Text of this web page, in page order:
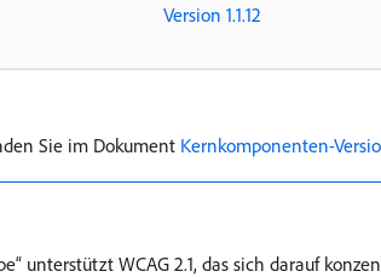
Version 1.1.12
Sie im Dokument Kernkomponenten-
unterstützt WCAG 2.1, das sich darauf